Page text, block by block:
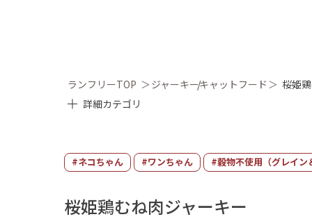
ランフリーTOP ＞ジャーキーキャットフード ＞ 桜姫
詳細カテゴリ
#ネコちゃん #ワンちゃん #穀物不使用（グレイン
桜姫鶏むね肉ジャーキー